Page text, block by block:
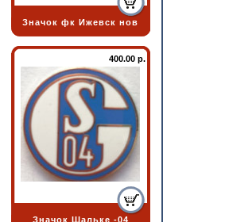
Значок фк Ижевск нов
400.00 р.
Значок Шальке -04